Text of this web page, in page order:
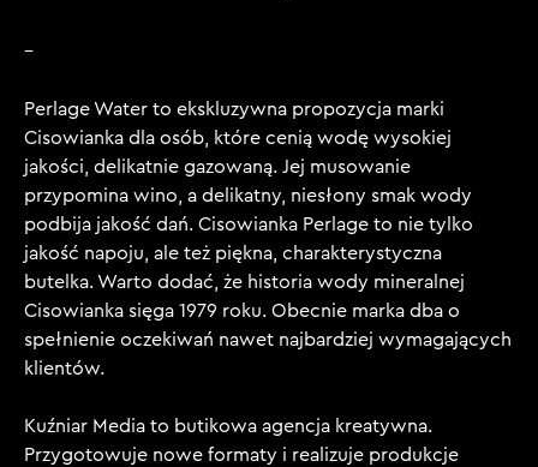
–
Perlage Water to ekskluzywna propozycja marki
Cisowianka dla osób, które cenią wodę wysokiej
jakości, delikatnie gazowaną. Jej musowanie
przypomina wino, a delikatny, niesłony smak wody
podbija jakość dań. Cisowianka Perlage to nie tylko
jakość napoju, ale też piękna, charakterystyczna
butelka. Warto dodać, że historia wody mineralnej
Cisowianka sięga 1979 roku. Obecnie marka dba o
spełnienie oczekiwań nawet najbardziej wymagających
klientów.
Kuźniar Media to butikowa agencja kreatywna.
Przygotowuje nowe formaty i realizuje produkcje